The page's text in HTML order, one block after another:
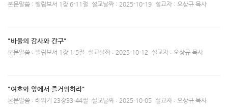
본문말씀 : 빌립보서 1장 6-11절 설교날짜 : 2025-10-19 설교자 : 오상규 목사
"바울의 감사와 간구"
본문말씀 : 빌립보서 1장 1-5절 설교날짜 : 2025-10-12 설교자 : 오상규 목사
"여호와 앞에서 즐거워하라"
본문말씀 : 레위기 23장33-44절 설교날짜 : 2025-10-05 설교자 : 오상규 목사